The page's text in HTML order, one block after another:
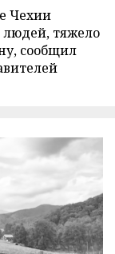
Чехии
тяжело
сообщил